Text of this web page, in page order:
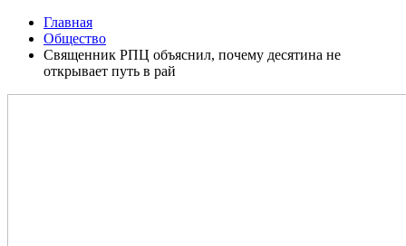
Главная
Общество
Священник РПЦ объяснил, почему десятина не
открывает путь в рай